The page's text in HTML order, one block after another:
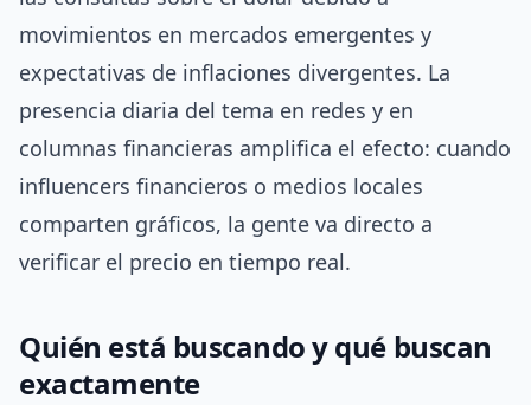
movimientos en mercados emergentes y
expectativas de inflaciones divergentes. La
presencia diaria del tema en redes y en
columnas financieras amplifica el efecto: cuando
influencers financieros o medios locales
comparten gráficos, la gente va directo a
verificar el precio en tiempo real.
Quién está buscando y qué buscan
exactamente